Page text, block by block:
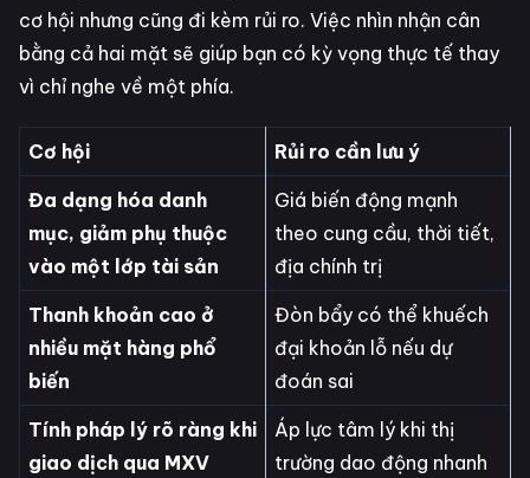
cơ hội nhưng cũng đi kèm rủi ro. Việc nhìn nhận cân
bằng cả hai mặt sẽ giúp bạn có kỳ vọng thực tế thay
vì chỉ nghe về một phía.
Cơ hội Rủi ro cần lưu ý
Đa dạng hóa danh
mục, giảm phụ thuộc
vào một lớp tài sản
Giá biến động mạnh
theo cung cầu, thời tiết,
địa chính trị
Thanh khoản cao ở
nhiều mặt hàng phổ
biến
Đòn bẩy có thể khuếch
đại khoản lỗ nếu dự
đoán sai
Tính pháp lý rõ ràng khi
giao dịch qua MXV
Áp lực tâm lý khi thị
trường dao động nhanh